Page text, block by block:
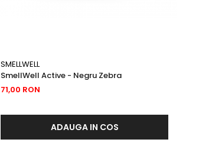
SMELLWELL
SmellWell Active - Negru Zebra
71,00 RON
ADAUGA IN COS